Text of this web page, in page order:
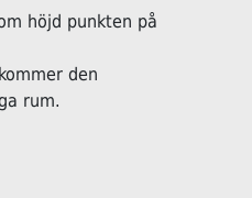
höjd punkten på
den
rum.